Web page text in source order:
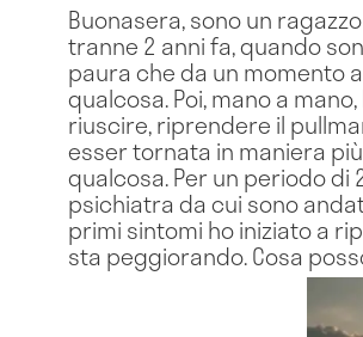
Buonasera, sono un
tranne 2 anni fa, quando
paura che da un momento
qualcosa. Poi, mano a
riuscire, riprendere il
esser tornata in maniera
qualcosa. Per un periodo di
psichiatra da cui sono
primi sintomi ho iniziato a
sta peggiorando. Cosa